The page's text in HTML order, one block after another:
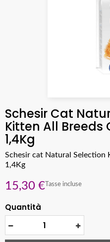
Schesir Cat
Kitten All Breeds
1,4Kg
Schesir cat Natural Selection
1,4Kg
15,30 € Tasse incluse
Quantità